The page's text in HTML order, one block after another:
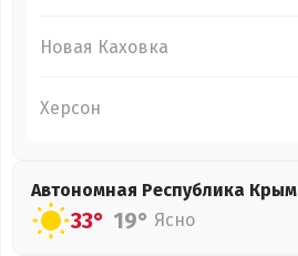
Новая Каховка
Херсон
Автономная Республика Крым
33° 19° Ясно